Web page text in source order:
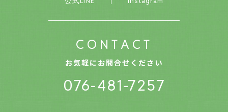
C O N T A C T
お気軽にお問合せください
076-481-7257